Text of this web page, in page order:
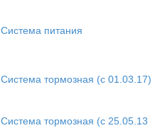
Система питания
Система тормозная (с 01.03.17)
Система тормозная (с 25.05.13